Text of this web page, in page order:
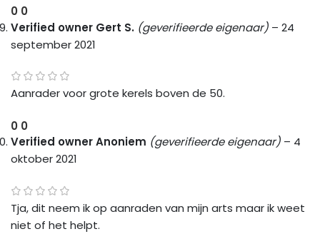
0 0
Verified owner Gert S. (geverifieerde eigenaar) – 24
september 2021
Aanrader voor grote kerels boven de 50.
0 0
Verified ownerAnoniem (geverifieerde eigenaar) – 4
oktober 2021
Tja, dit neem ik op aanraden van mijn arts maar ik weet
niet of het helpt.